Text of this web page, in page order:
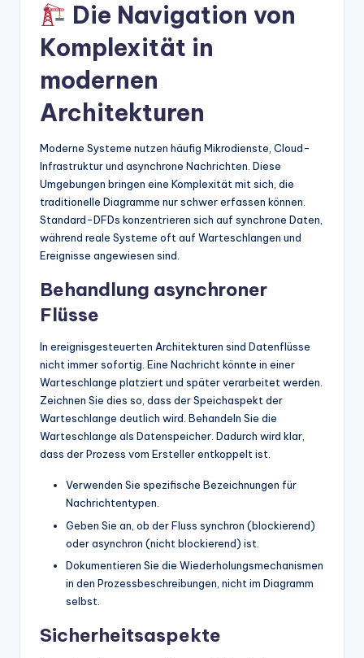
Die Navigation von
Komplexität in
modernen
Architekturen
Moderne Systeme nutzen häufig Mikrodienste, Cloud-
Infrastruktur und asynchrone Nachrichten. Diese
Umgebungen bringen eine Komplexität mit sich, die
traditionelle Diagramme nur schwer erfassen können.
Standard-DFDs konzentrieren sich auf synchrone Daten,
während reale Systeme oft auf Warteschlangen und
Ereignisse angewiesen sind.
Behandlung asynchroner
Flüsse
In ereignisgesteuerten Architekturen sind Datenflüsse
nicht immer sofortig. Eine Nachricht könnte in einer
Warteschlange platziert und später verarbeitet werden.
Zeichnen Sie dies so, dass der Speichaspekt der
Warteschlange deutlich wird. Behandeln Sie die
Warteschlange als Datenspeicher. Dadurch wird klar,
dass der Prozess vom Ersteller entkoppelt ist.
Verwenden Sie spezifische Bezeichnungen für
Nachrichtentypen.
Geben Sie an, ob der Fluss synchron (blockierend)
oder asynchron (nicht blockierend) ist.
Dokumentieren Sie die Wiederholungsmechanismen
in den Prozessbeschreibungen, nicht im Diagramm
selbst.
Sicherheitsaspekte